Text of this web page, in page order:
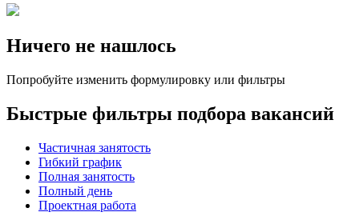
Ничего не нашлось
Попробуйте изменить формулировку или фильтры
Быстрые фильтры подбора вакансий
Частичная занятость
Гибкий график
Полная занятость
Полный день
Проектная работа